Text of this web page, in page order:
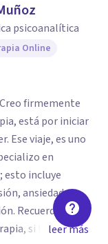
psicoanalítica
Online
firmemente
está por iniciar
Ese viaje, es uno
en
esto incluye
ansiedad,
no
si tienes una
leer más